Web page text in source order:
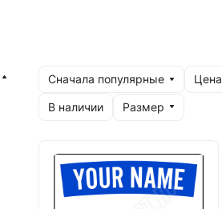
Сначала популярные Цена
В наличии Размер